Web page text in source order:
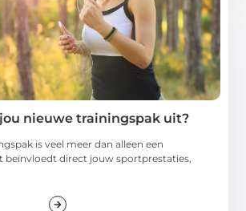
nieuwe trainingspak uit?
is veel meer dan alleen een
beïnvloedt direct jouw sportprestaties,